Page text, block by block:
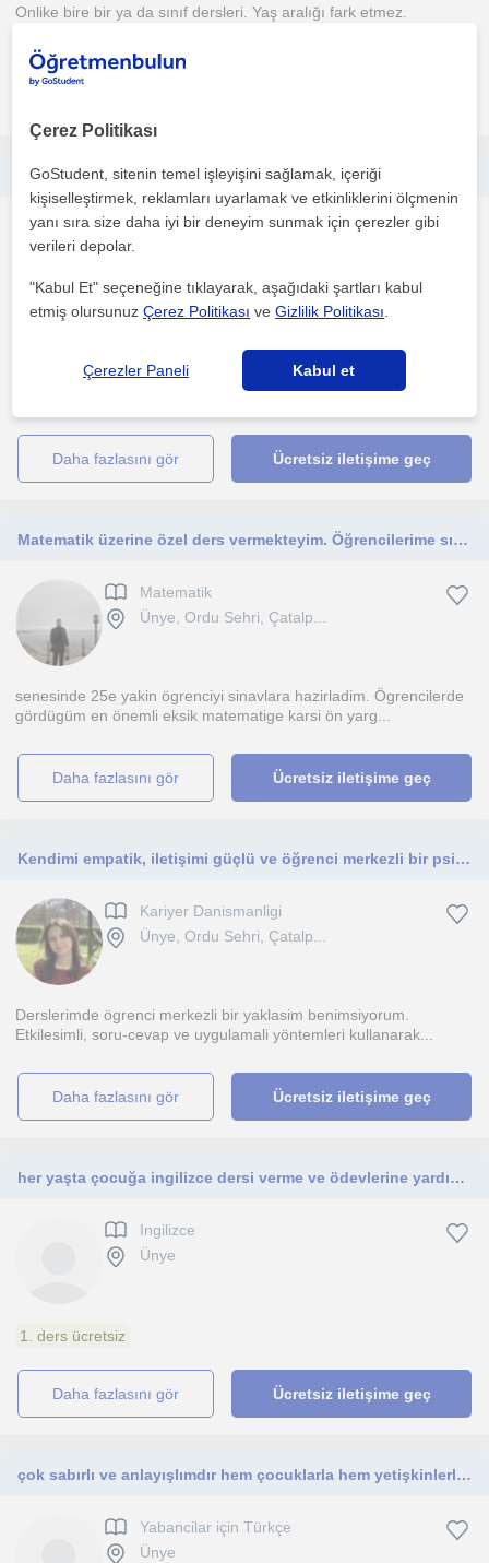
Onlike bire bir ya da sınıf dersleri. Yaş aralığı fark etmez.
Tarih
Öğretmenliği mezunuyum. Üç yıllık deneyimli öğretm...
daha fazlasını gör Ücretsiz iletişime geç
Matematik üzerine özel ders vermekteyim. Öğrencilerime sınava hazırlık konusunda koçlukta sağlamaktayım.
Matematik
Ünye, Ordu Sehri, Çatalp...
senesinde 25e yakin ögrenciyi sinavlara hazirladim. Ögrencilerde
gördügüm en önemli eksik matematige karsi ön yarg...
daha fazlasını gör Ücretsiz iletişime geç
Kendimi empatik, iletişimi güçlü ve öğrenci merkezli bir psikolojik danışman olarak tanımlıyorum.
Kariyer Danismanligi
Ünye, Ordu Sehri, Çatalp...
Derslerimde ögrenci merkezli bir yaklasim benimsiyorum.
Etkilesimli, soru-cevap ve uygulamali yöntemleri kullanarak...
daha fazlasını gör Ücretsiz iletişime geç
her yaşta çocuğa ingilizce dersi verme ve ödevlerine yardımcı olma
Ingilizce
Ünye
1. ders ücretsiz
daha fazlasını gör Ücretsiz iletişime geç
çok sabırlı ve anlayışlımdır hem çocuklarla hem yetişkinlerle iyi anlaşabilceğimi düşünüyorum
Yabancilar için Türkçe
Ünye
Çerez Politikası
GoStudent, sitenin temel işleyişini sağlamak, içeriği
kişiselleştirmek, reklamları uyarlamak ve etkinliklerini ölçmenin
yanı sıra size daha iyi bir deneyim sunmak için çerezler gibi
verileri depolar.
"Kabul Et" seçeneğine tıklayarak, aşağıdaki şartları kabul
etmiş olursunuzÇerez Politikası veGizlilik Politikası
Çerezler Paneli Kabul et